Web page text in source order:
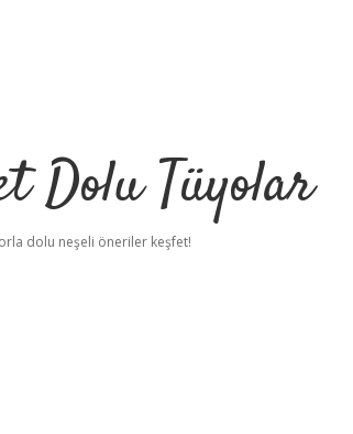
Dolu Tüyolar
dolu neşeli öneriler keşfet!